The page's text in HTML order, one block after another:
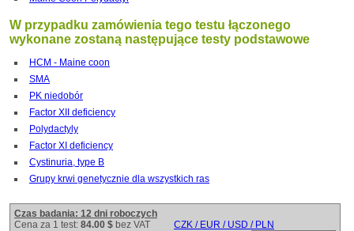
W przypadku zamówienia tego testu łączonego
wykonane zostaną następujące testy podstawowe
HCM - Maine coon
SMA
PK niedobór
Factor XII deficiency
Polydactyly
Factor XI deficiency
Cystinuria, type B
Grupy krwi genetycznie dla wszystkich ras
Czas badania: 12 dni roboczych
Cena za 1 test: 84.00 $ bez VAT CZK / EUR / USD / PLN